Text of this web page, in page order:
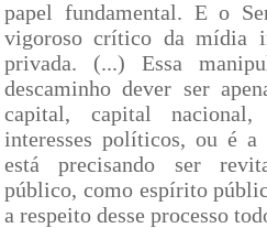
papel fundamental. E o
vigoroso crítico da mídia
privada. (...) Essa
descaminho dever ser
capital, capital nacional,
interesses políticos, ou é
está precisando ser
público, como espírito
a respeito desse processo